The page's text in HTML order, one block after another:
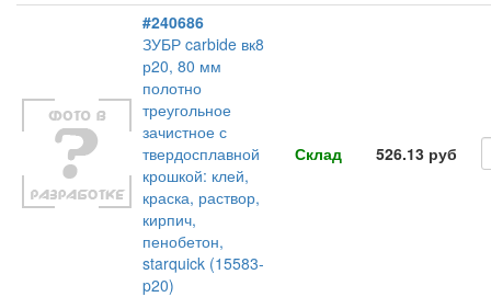
#240686
ЗУБР carbide вк8
р20, 80 мм
полотно
треугольное
зачистное с
твердосплавной
крошкой: клей,
краска, раствор,
кирпич,
пенобетон,
starquick (15583-
p20)
Склад 526.13 руб